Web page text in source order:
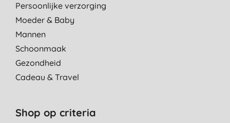
Persoonlijke verzorging
Moeder & Baby
Mannen
Schoonmaak
Gezondheid
Cadeau & Travel
Shop op criteria